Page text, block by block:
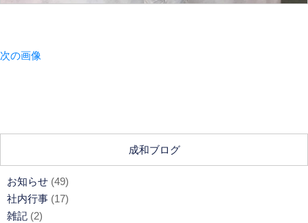
次の画像
成和ブログ
お知らせ (49)
社内行事 (17)
雑記 (2)